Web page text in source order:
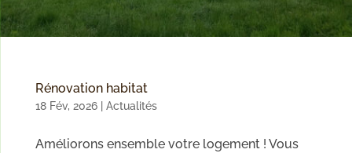
Rénovation habitat
18 Fév, 2026| Actualités
Améliorons ensemble votre logement ! Vous